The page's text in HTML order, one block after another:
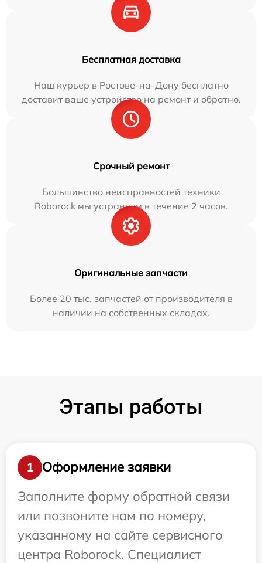
Бесплатная доставка
Наш курьер в Ростове-на-Дону бесплатно
доставит ваше устройство на ремонт и обратно.
Срочный ремонт
Большинство неисправностей техники
Roborock мы устраняем в течение 2 часов.
Оригинальные запчасти
Более 20 тыс. запчастей от производителя в
наличии на собственных складах.
Этапы работы
1
Оформление заявки
Заполните форму обратной связи
или позвоните нам по номеру,
указанному на сайте сервисного
центра Roborock. Специалист